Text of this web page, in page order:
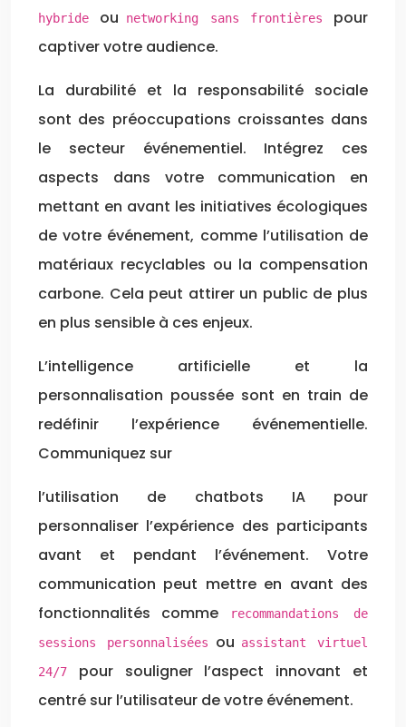
hybride ou networking sans frontières pour
captiver votre audience.
La durabilité et la responsabilité sociale
sont des préoccupations croissantes dans
le secteur événementiel. Intégrez ces
aspects dans votre communication en
mettant en avant les initiatives écologiques
de votre événement, comme l’utilisation de
matériaux recyclables ou la compensation
carbone. Cela peut attirer un public de plus
en plus sensible à ces enjeux.
L’intelligence artificielle et la
personnalisation poussée sont en train de
redéfinir l’expérience événementielle.
Communiquez sur
l’utilisation de chatbots IA pour
personnaliser l’expérience des participants
avant et pendant l’événement. Votre
communication peut mettre en avant des
fonctionnalités comme
recommandations de
sessions personnalisées
ou assistant virtuel
24/7
pour souligner l’aspect innovant et
centré sur l’utilisateur de votre événement.